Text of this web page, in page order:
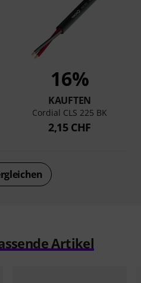
16%
KAUFTEN
Cordial CLS 225 BK
2,15 CHF
Artikel